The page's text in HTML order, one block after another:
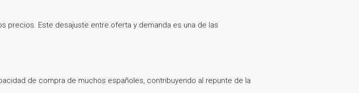
precios. Este desajuste entre oferta y demanda es una de las
de compra de muchos españoles, contribuyendo al repunte de la